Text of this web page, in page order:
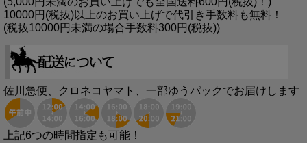
10000円(税抜)以上のお買い上げで代引き手数料も無料！
(税抜10000円未満の場合手数料300円(税抜))
佐川急便、クロネコヤマト、一部ゆうパックでお届けします
上記6つの時間指定も可能！